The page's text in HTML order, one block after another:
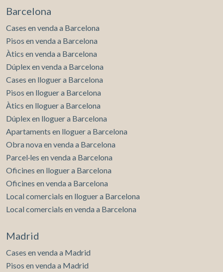
Barcelona
Cases en venda a Barcelona
Pisos en venda a Barcelona
Àtics en venda a Barcelona
Dúplex en venda a Barcelona
Cases en lloguer a Barcelona
Pisos en lloguer a Barcelona
Àtics en lloguer a Barcelona
Dúplex en lloguer a Barcelona
Apartaments en lloguer a Barcelona
Obra nova en venda a Barcelona
Parcel·les en venda a Barcelona
Oficines en lloguer a Barcelona
Oficines en venda a Barcelona
Local comercials en lloguer a Barcelona
Local comercials en venda a Barcelona
Madrid
Cases en venda a Madrid
Pisos en venda a Madrid